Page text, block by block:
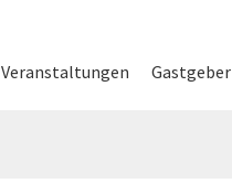
Veranstaltungen Gastgeber